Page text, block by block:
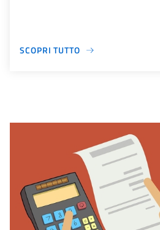
SCOPRI TUTTO